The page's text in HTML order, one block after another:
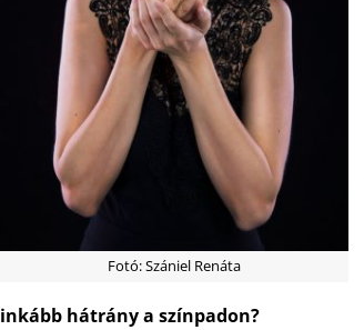
Fotó: Szániel Renáta
inkább hátrány a színpadon?